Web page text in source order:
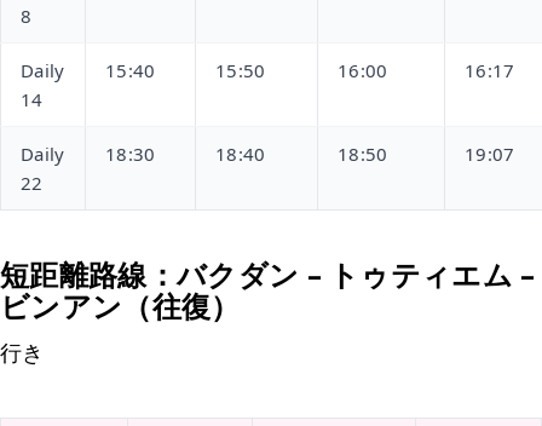
8
Daily
14
15:40 15:50 16:00 16:17
Daily
22
18:30 18:40 18:50 19:07
短距離路線：バクダン – トゥティエム –
ビンアン（往復）
行き